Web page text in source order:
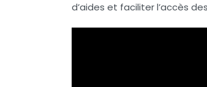
d’aides et faciliter l’accès